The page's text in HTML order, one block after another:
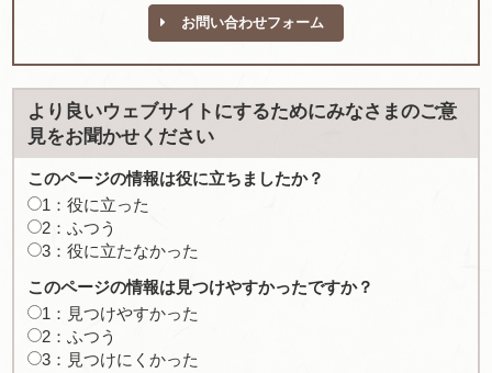
お問い合わせフォーム
より良いウェブサイトにするためにみなさまのご意
見をお聞かせください
このページの情報は役に立ちましたか？
1：役に立った
2：ふつう
3：役に立たなかった
このページの情報は見つけやすかったですか？
1：見つけやすかった
2：ふつう
3：見つけにくかった